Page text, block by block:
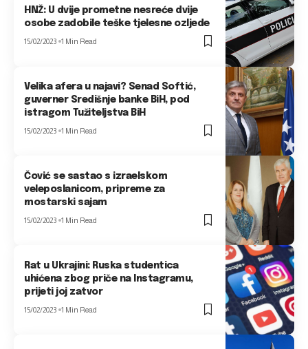
HNŽ: U dvije prometne nesreće dvije
osobe zadobile teške tjelesne ozljede
15/02/2023 1 Min Read
Velika afera u najavi? Senad Softić,
guverner Središnje banke BiH, pod
istragom Tužiteljstva BiH
15/02/2023 1 Min Read
Čović se sastao s izraelskom
veleposlanicom, pripreme za
mostarski sajam
15/02/2023 1 Min Read
Rat u Ukrajini: Ruska studentica
uhićena zbog priče na Instagramu,
prijeti joj zatvor
15/02/2023 1 Min Read